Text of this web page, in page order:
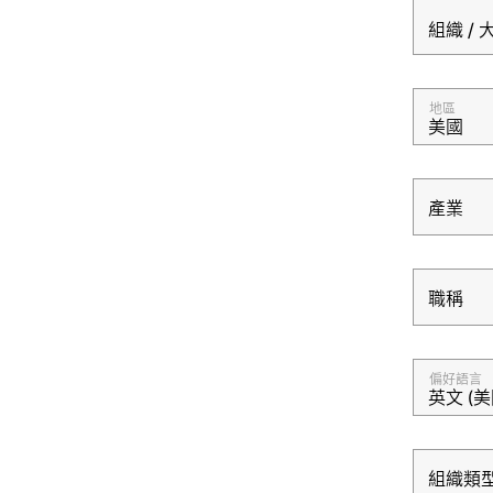
組織 /
地區
美國
產業
產業
職稱
職稱
偏好語言
英文 (
組織類
組織類